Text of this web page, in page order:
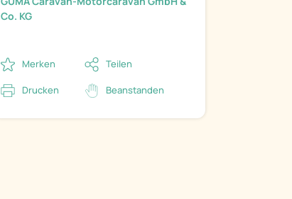
Co. KG
Merken Teilen
Drucken Beanstanden